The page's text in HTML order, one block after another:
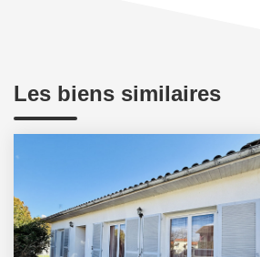
Les biens similaires